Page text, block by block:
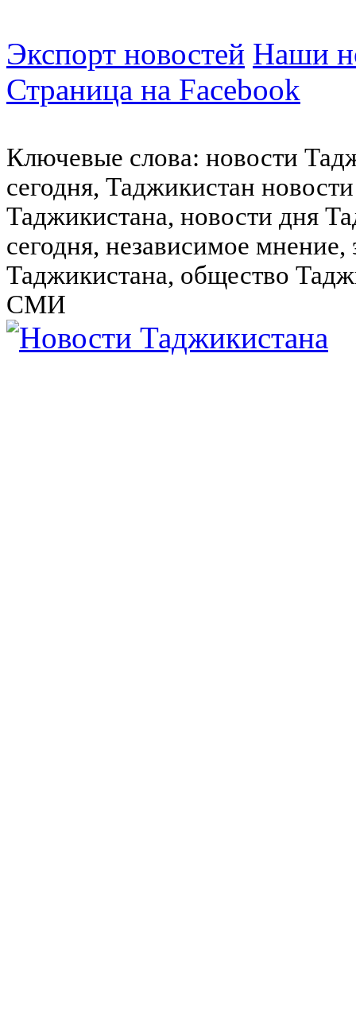
Экспорт новостей Наши
Страница на Facebook
Ключевые слова: новости
сегодня, Таджикистан
Таджикистана, новости дня
сегодня, независимое
Таджикистана, общество
СМИ